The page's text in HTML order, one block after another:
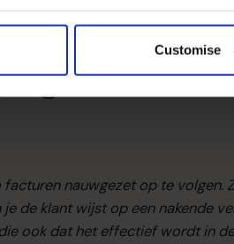
Customise
moesten opgeleverd of
gezet om
nauwgezet op te volgen.
de klant wijst op een nakende
ook dat het effectief wordt in